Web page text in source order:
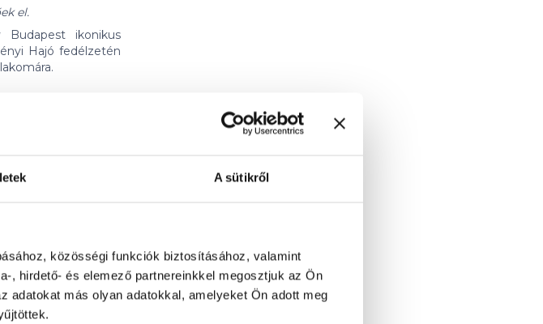
A sütikről
közösségi funkciók biztosításához, valamint
, hirdető- és elemező partnereinkkel megosztjuk az Ön
adatokat más olyan adatokkal, amelyeket Ön adott meg
el.
ikonikus
Hajó fedélzetén